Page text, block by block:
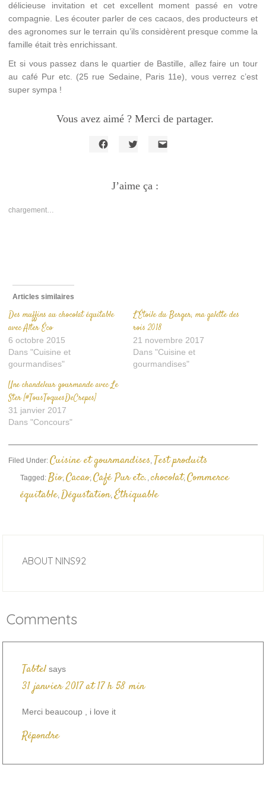
délicieuse invitation et cet excellent moment passé en votre
compagnie. Les écouter parler de ces cacaos, des producteurs et
des agronomes sur le terrain qu’ils considèrent presque comme la
famille était très enrichissant.
Et si vous passez dans le quartier de Bastille, allez faire un tour
au café Pur etc. (25 rue Sedaine, Paris 11e), vous verrez c’est
super sympa !
Vous avez aimé ? Merci de partager.
Facebook(ouvre
dans
Twitter(ouvre
dans
J’aime ça :
chargement…
Articles similaires
Des muffins au chocolat équitable
avec Alter Éco
6 octobre 2015
Dans "Cuisine et
gourmandises"
L’Étoile du Berger, ma galette des
rois 2018
21 novembre 2017
Dans "Cuisine et
gourmandises"
Une chandeleur gourmande avec Le
Ster [#TousToquesDeCrepes]
31 janvier 2017
Dans "Concours"
Filed Under:Cuisine et gourmandises, Test produits
Tagged:Bio,Cacao,Café Pur etc. ,chocolat,Commerce
équitable, Dégustation,Éthiquable
ABOUT NINS92
Comments
Tabtel says
31 janvier 2017 at 17 h 58 min
Merci beaucoup , i love it
Répondre